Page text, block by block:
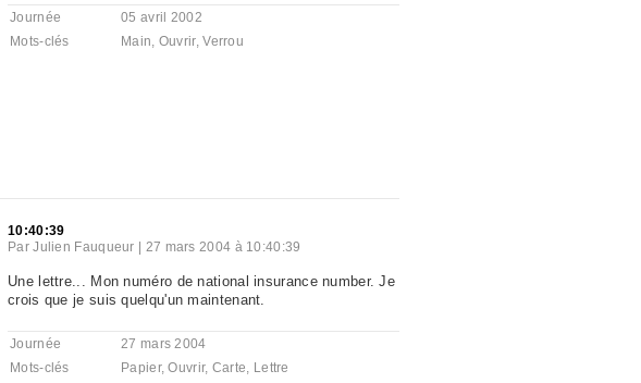
Journée
05 avril 2002
Mots-clés
Main, Ouvrir,Verrou
10:40:39
ParJulien Fauqueur 27 mars 2004 à 10:40:39
Une lettre... Mon numéro de national insurance number. Je
crois que je suis quelqu'un maintenant.
Journée
27 mars 2004
Mots-clés
Papier,Ouvrir, Carte, Lettre